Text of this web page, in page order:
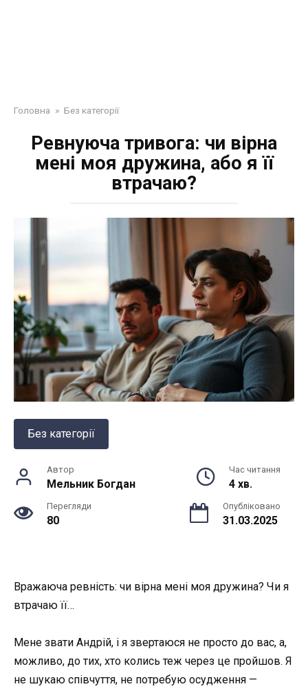
Головна » Без категорії
Ревнуюча тривога: чи вірна
мені моя дружина, або я її
втрачаю?
Без категорії
Автор
Мельник Богдан
Час читання
4 хв.
Перегляди
80
Опубліковано
31.03.2025
Вражаюча ревність: чи вірна мені моя дружина? Чи я
втрачаю її…
Мене звати Андрій, і я звертаюся не просто до вас, а,
можливо, до тих, хто колись теж через це пройшов. Я
не шукаю співчуття, не потребую осудження —